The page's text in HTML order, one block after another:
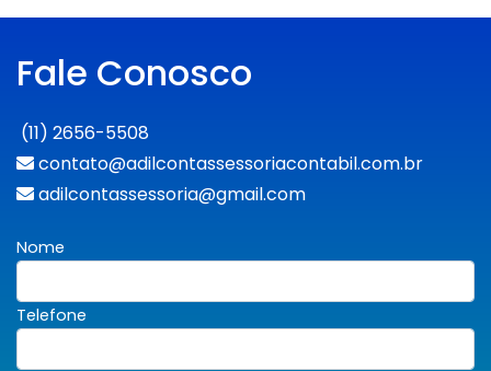
Fale Conosco
(11) 2656-5508
contato@adilcontassessoriacontabil.com.br
adilcontassessoria@gmail.com
Nome
Telefone